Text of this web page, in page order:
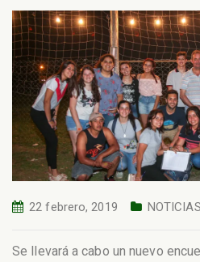
22 febrero, 2019 NOTICIAS
Se llevará a cabo un nuevo